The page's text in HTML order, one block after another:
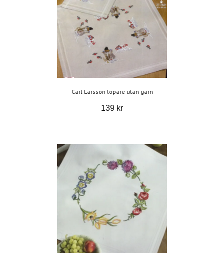
Carl Larsson löpare utan garn
139 kr